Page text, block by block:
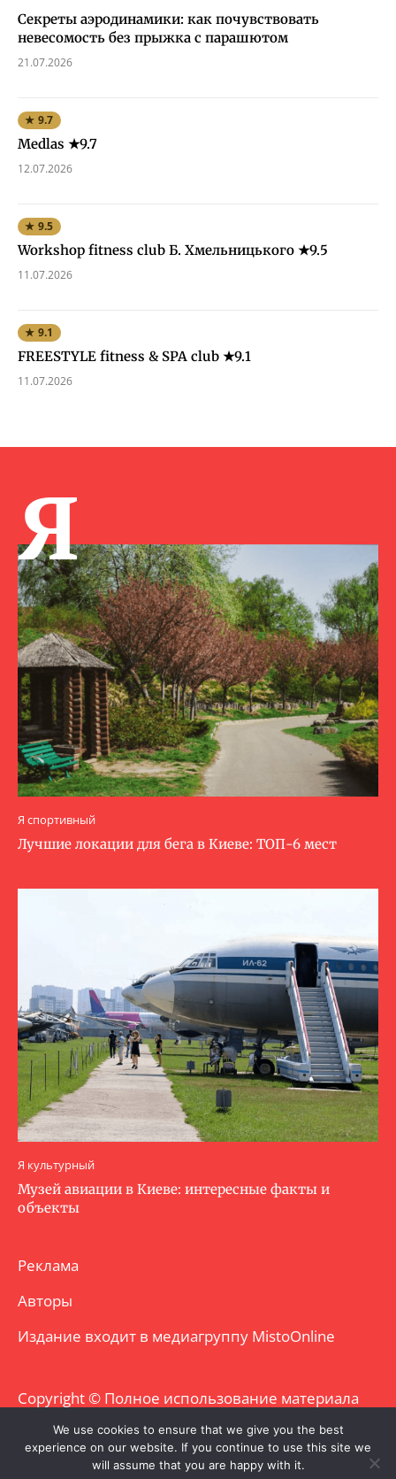
Секреты аэродинамики: как почувствовать
невесомость без прыжка с парашютом
21.07.2026
★ 9.7
Medlas ★9.7
12.07.2026
★ 9.5
Workshop fitness club Б. Хмельницького ★9.5
11.07.2026
★ 9.1
FREESTYLE fitness & SPA club ★9.1
11.07.2026
Я
Я спортивный
Лучшие локации для бега в Киеве: ТОП-6 мест
Я культурный
Музей авиации в Киеве: интересные факты и
объекты
Реклама
Авторы
Издание входит в медиагруппу MistoOnline
Copyright © Полное использование материала
запрещено. Частично разрешено с
гиперссылкой.
We use cookies to ensure that we give you the best
experience on our website. If you continue to use this site we
will assume that you are happy with it.